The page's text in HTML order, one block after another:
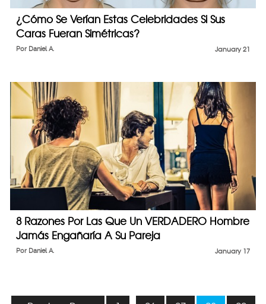
¿Cómo Se Verían Estas Celebridades Si Sus
Caras Fueran Simétricas?
January 21
Por Daniel A.
8 Razones Por Las Que Un VERDADERO Hombre
Jamás Engañaría A Su Pareja
January 17
Por Daniel A.